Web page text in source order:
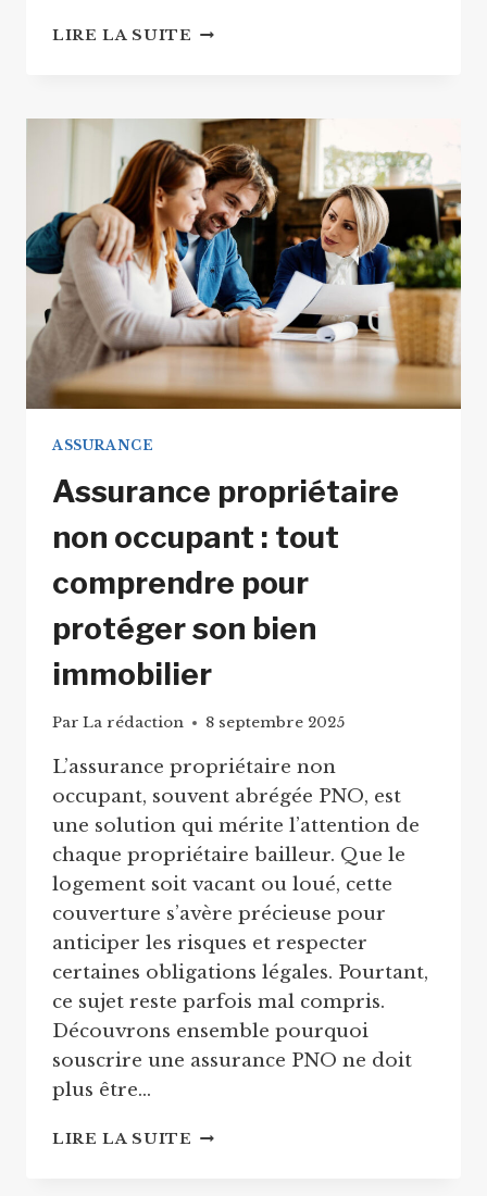
LIRE LA SUITE POURQUOI
PLUS
CONFIANCE
QUE
D’AUTRES
AUX
CLIENTS
ET
AUX
DONNEURS
D’ORDRE
ASSURANCE
Assurance propriétaire
non occupant : tout
comprendre pour
protéger son bien
immobilier
Par La rédaction 8 septembre 2025
L’assurance propriétaire non
occupant, souvent abrégée PNO, est
une solution qui mérite l’attention de
chaque propriétaire bailleur. Que le
logement soit vacant ou loué, cette
couverture s’avère précieuse pour
anticiper les risques et respecter
certaines obligations légales. Pourtant,
ce sujet reste parfois mal compris.
Découvrons ensemble pourquoi
souscrire une assurance PNO ne doit
plus être…
LIRE LA SUITE ASSURANCE